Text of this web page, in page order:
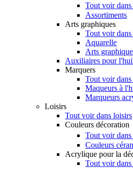
Tout voir
Assortiments
Arts graphiques
Tout voir dans
Aquarelle
Arts
Auxiliaires pour
Marquers
Tout voir dans
Maqueurs à
Marqueurs
Loisirs
Tout voir dans loisirs
Couleurs décoration
Tout voir
Couleurs
Acrylique pour la
Tout voir